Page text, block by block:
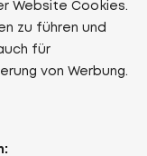
Website Cookies.
zu führen und
für
von Werbung.